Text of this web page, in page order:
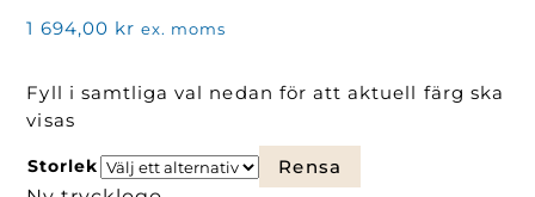
1 694,00 kr ex. moms
Fyll i samtliga val nedan för att aktuell färg ska
visas
Storlek
Rensa